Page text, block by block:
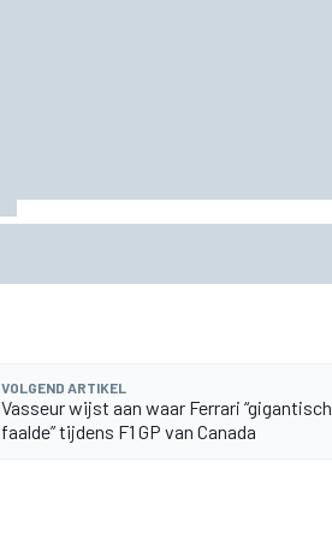
VOLGEND ARTIKEL
Vasseur wijst aan waar Ferrari “gigantisch
faalde” tijdens F1 GP van Canada